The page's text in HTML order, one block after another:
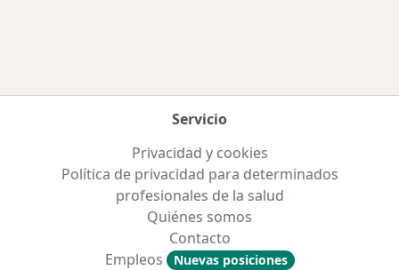
Servicio
Privacidad y cookies
Política de privacidad para determinados
profesionales de la salud
Quiénes somos
Contacto
Empleos
Nuevas posiciones